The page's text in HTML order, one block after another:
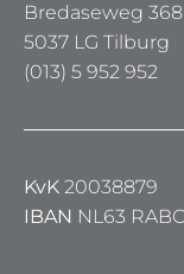
Bredaseweg 368
5037 LG Tilburg
(013) 5 952 952
KvK 20038879
IBAN NL63